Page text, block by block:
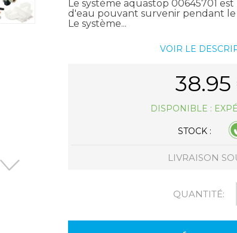
Le système aquastop 00645701
d'eau pouvant survenir pendant
Le système...
VOIR LE
38.95
STOCK :
DISPONIBLE :
LIVRAISON
QUANTITÉ: